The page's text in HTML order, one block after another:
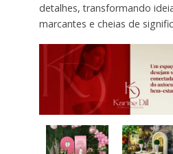
detalhes, transformando
marcantes e cheias de